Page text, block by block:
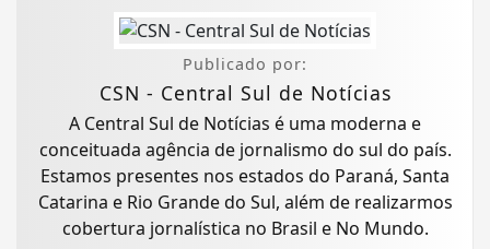
Publicado por:
CSN - Central Sul de Notícias
A Central Sul de Notícias é uma moderna e
conceituada agência de jornalismo do sul do país.
Estamos presentes nos estados do Paraná, Santa
Catarina e Rio Grande do Sul, além de realizarmos
cobertura jornalística no Brasil e No Mundo.